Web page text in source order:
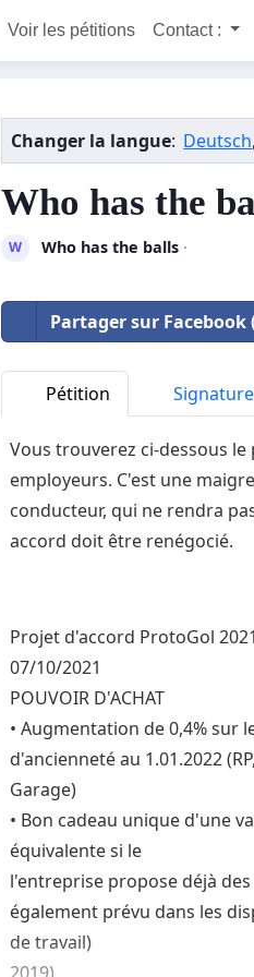
Voir les pétitions Contact :
Changer la langue: Deutsch,
Who has the
W Who has the balls·
Partager sur Facebook
Pétition
Vous trouverez ci-dessous
employeurs. C'est une
conducteur, qui ne rendra
accord doit être renégocié.
Projet d'accord ProtoGol
07/10/2021
POUVOIR D'ACHAT
• Augmentation de 0,4% sur
d'ancienneté au 1.01.2022
Garage)
• Bon cadeau unique d'une
équivalente si le
l'entreprise propose déjà
également prévu dans les
de travail)